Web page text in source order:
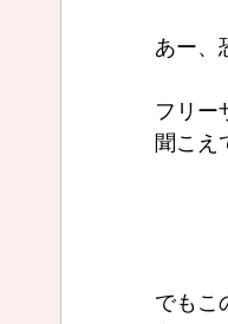
あー、
フリー
聞こえ
でもこ